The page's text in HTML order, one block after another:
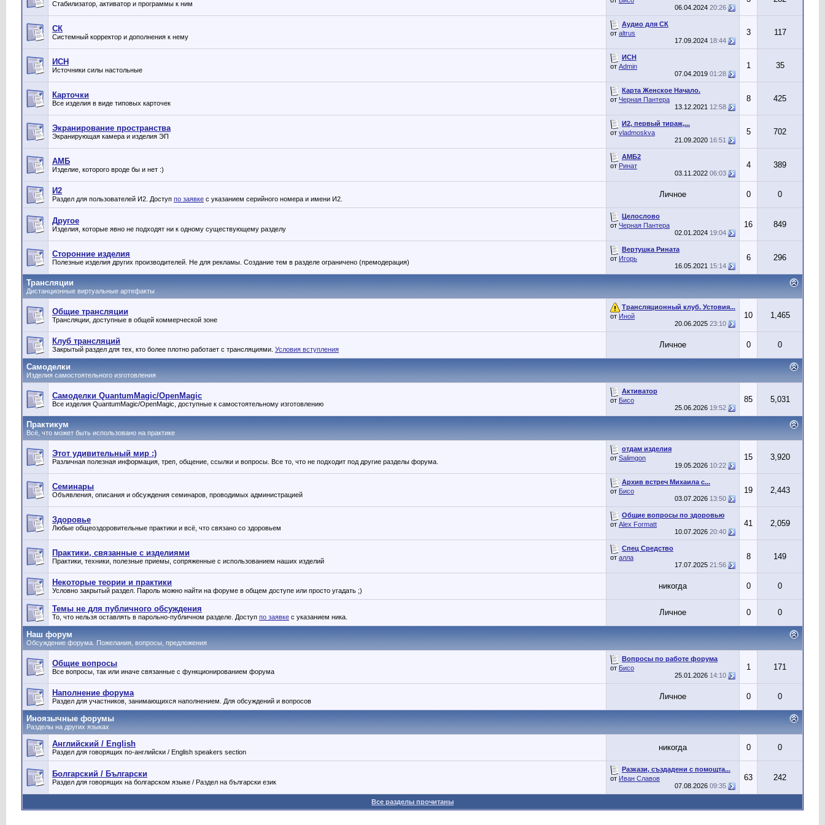
Стабилизатор, активатор и программы к ним
06.04.2024 20:26
СК
Системный корректор и дополнения к нему
Аудио для СК
от altrus
17.09.2024 18:44
3 117
ИСН
Источники силы настольные
ИСН
от Admin
07.04.2019 01:28
1 35
Карточки
Все изделия в виде типовых карточек
Карта Женское Начало.
от Черная Пантера
13.12.2021 12:58
8 425
Экранирование пространства
Экранирующая камера и изделия ЭП
И2, первый тираж,...
от vladmoskva
21.09.2020 16:51
5 702
АМБ
Изделие, которого вроде бы и нет :)
АМБ2
от Ринат
03.11.2022 06:03
4 389
И2
Раздел для пользователей И2. Доступ по заявке с указанием серийного номера и имени И2. Личное 0 0
Другое
Изделия, которые явно не подходят ни к одному существующему разделу
Целослово
от Черная Пантера
02.01.2024 19:04
16 849
Сторонние изделия
Полезные изделия других производителей. Не для рекламы. Создание тем в разделе ограничено (премодерация)
Вертушка Рината
от Игорь
16.05.2021 15:14
6 296
Трансляции
Дистанционные виртуальные артефакты
Общие трансляции
Трансляции, доступные в общей коммерческой зоне
Трансляционный клуб. Устовия...
от Иной
20.06.2025 23:10
10 1,465
Клуб трансляций
Закрытый раздел для тех, кто более плотно работает с трансляциями. Условия вступления Личное 0 0
Самоделки
Изделия самостоятельного изготовления
Самоделки QuantumMagic/OpenMagic
Все изделия QuantumMagic/OpenMagic, доступные к самостоятельному изготовлению
Активатор
от Бисо
25.06.2026 19:52
85 5,031
Практикум
Всё, что может быть использовано на практике
Этот удивительный мир :)
Различная полезная информация, треп, общение, ссылки и вопросы. Все то, что не подходит под другие разделы форума.
отдам изделия
от Salimgon
19.05.2026 10:22
15 3,920
Семинары
Объявления, описания и обсуждения семинаров, проводимых администрацией
Архив встреч Михаила с...
от Бисо
03.07.2026 13:50
19 2,443
Здоровье
Любые общеоздоровительные практики и всё, что связано со здоровьем
Общие вопросы по здоровью
от Alex Formatt
10.07.2026 20:40
41 2,059
Практики, связанные с изделиями
Практики, техники, полезные приемы, сопряженные с использованием наших изделий
Спец Средство
от алла
17.07.2025 21:56
8 149
Некоторые теории и практики
Условно закрытый раздел. Пароль можно найти на форуме в общем доступе или просто угадать ;) никогда 0 0
Темы не для публичного обсуждения
То, что нельзя оставлять в парольно-публичном разделе. Доступ по заявке с указанием ника. Личное 0 0
Наш форум
Обсуждение форума. Пожелания, вопросы, предложения
Общие вопросы
Все вопросы, так или иначе связанные с функционированием форума
Вопросы по работе форума
от Бисо
25.01.2026 14:10
1 171
Наполнение форума
Раздел для участников, занимающихся наполнением. Для обсуждений и вопросов Личное 0 0
Иноязычные форумы
Разделы на других языках
Английский / English
Раздел для говорящих по-английски / English speakers section никогда 0 0
Болгарский / Български
Раздел для говорящих на болгарском языке / Раздел на български език
Разкази, създадени с помощта...
от Иван Славов
07.08.2026 09:35
63 242
Все разделы прочитаны